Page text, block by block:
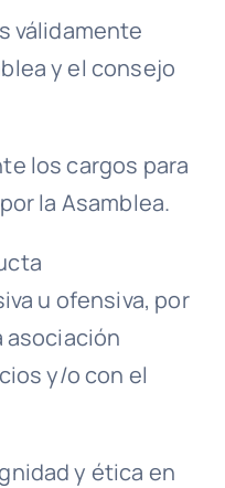
válidamente
y el consejo
los cargos para
la Asamblea.
u ofensiva, por
asociación
y/o con el
y ética en